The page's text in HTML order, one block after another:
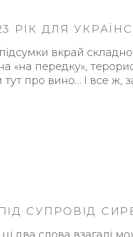
РІК ДЛЯ
вкрай
«на передку»,
тут про вино… І все ж,
СУПРОВІД